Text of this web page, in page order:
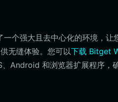
个强大且去中心化的环境，让
无缝体验。您可以下载 Bitget
Android 和浏览器扩展程序，